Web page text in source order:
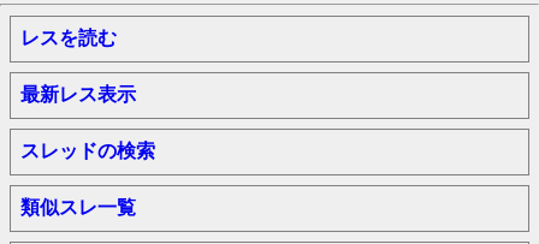
レスを読む
最新レス表示
スレッドの検索
類似スレ一覧